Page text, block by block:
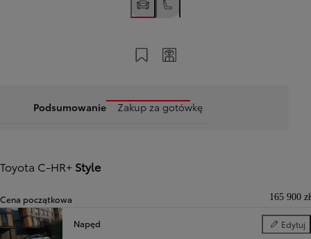
Zapisz na swoim koncie
Podsumowanie Zakup za gotówkę
Toyota C-HR+ Style
Cena początkowa 165 900 zł
Napęd Edytuj
Napęd